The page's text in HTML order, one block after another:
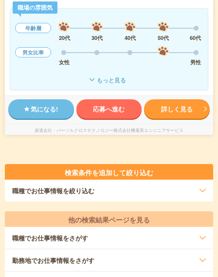
職場の雰囲気
年齢層
20代
30代 40代 50代
60代
男女比率
女性
男性
もっと見る
気になる! 応募へ進む 詳しく見る
派遣会社 パーソルクロステクノロジー株式会社機電系エンジニアサービス
検索条件を追加して絞り込む
職種でお仕事情報を絞り込む
他の検索結果ページを見る
職種でお仕事情報をさがす
勤務地でお仕事情報をさがす